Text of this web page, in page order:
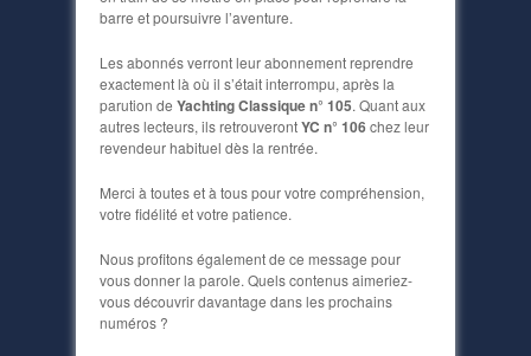
barre et poursuivre l’aventure.
Les abonnés verront leur abonnement reprendre
exactement là où il s’était interrompu, après la
parution de Yachting Classique n° 105. Quant aux
autres lecteurs, ils retrouverontYC n° 106chez leur
revendeur habituel dès la rentrée.
Merci à toutes et à tous pour votre compréhension,
votre fidélité et votre patience.
Nous profitons également de ce message pour
vous donner la parole. Quels contenus aimeriez-
vous découvrir davantage dans les prochains
numéros ?